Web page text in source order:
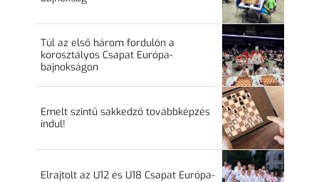
Túl az első három fordulón a
korosztályos Csapat Európa-
bajnokságon
Emelt szintű sakkedző továbbképzés
indul!
Elrajtolt az U12 és U18 Csapat Európa-